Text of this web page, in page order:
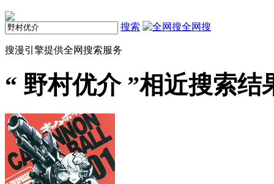
搜索 全网搜
搜漫引擎提供全网搜索服务
“ 野村优介 ”相近搜索结